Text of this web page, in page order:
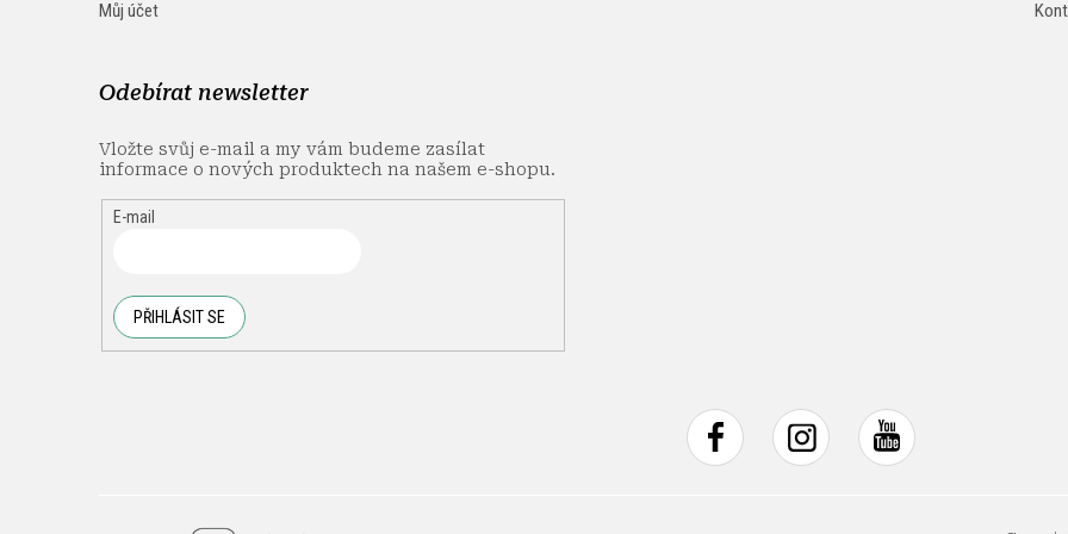
Můj účet
Odebírat newsletter
Vložte svůj e-mail a my vám budeme zasílat
informace o nových produktech na našem e-shopu.
E-mail
PŘIHLÁSIT SE